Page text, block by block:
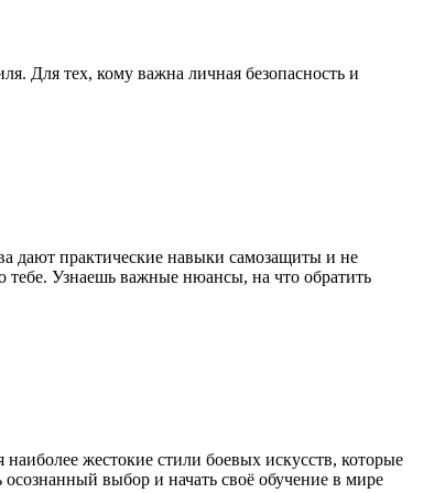
Для тех, кому важна личная безопасность и
дают практические навыки самозащиты и не
тебе. Узнаешь важные нюансы, на что обратить
жестокие стили боевых искусств, которые
выбор и начать своё обучение в мире